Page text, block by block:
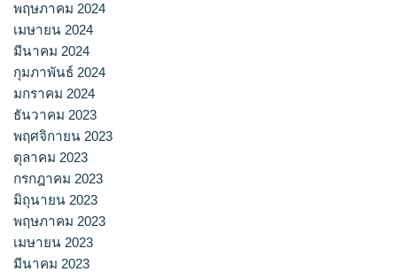
พฤษภาคม 2024
เมษายน 2024
มีนาคม 2024
กุมภาพันธ์ 2024
มกราคม 2024
ธันวาคม 2023
พฤศจิกายน 2023
ตุลาคม 2023
กรกฎาคม 2023
มิถุนายน 2023
พฤษภาคม 2023
เมษายน 2023
มีนาคม 2023